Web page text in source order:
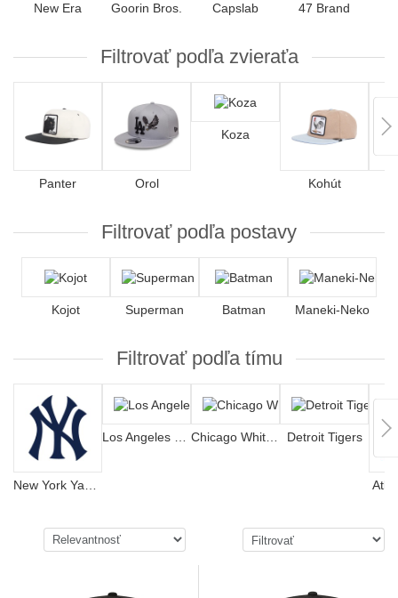
New Era Goorin Bros. Capslab 47 Brand
Filtrovať podľa zvieraťa
Panter Orol
Koza
Kohút
Filtrovať podľa postavy
Kojot Superman Batman Maneki-Neko
Filtrovať podľa tímu
New York Yankees
Detroit Tigers